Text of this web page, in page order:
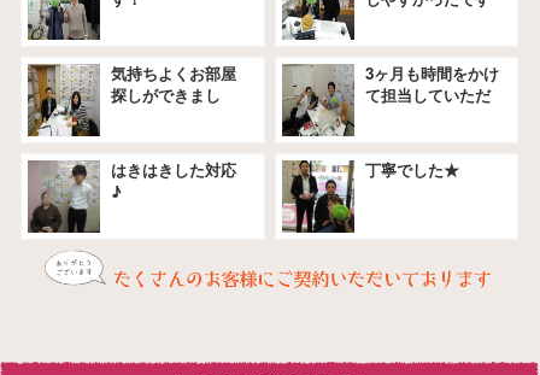
気持ちよくお部屋
探しができまし
3ヶ月も時間をかけ
て担当していただ
はきはきした対応
♪
丁寧でした★